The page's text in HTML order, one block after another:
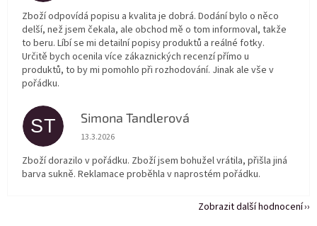
Zboží odpovídá popisu a kvalita je dobrá. Dodání bylo o něco
delší, než jsem čekala, ale obchod mě o tom informoval, takže
to beru. Líbí se mi detailní popisy produktů a reálné fotky.
Určitě bych ocenila více zákaznických recenzí přímo u
produktů, to by mi pomohlo při rozhodování. Jinak ale vše v
pořádku.
ST Simona Tandlerová
Hodnocení obchodu je 5 z 5 hvězdiček.
13.3.2026
Zboží dorazilo v pořádku. Zboží jsem bohužel vrátila, přišla jiná
barva sukně. Reklamace proběhla v naprostém pořádku.
Zobrazit další hodnocení